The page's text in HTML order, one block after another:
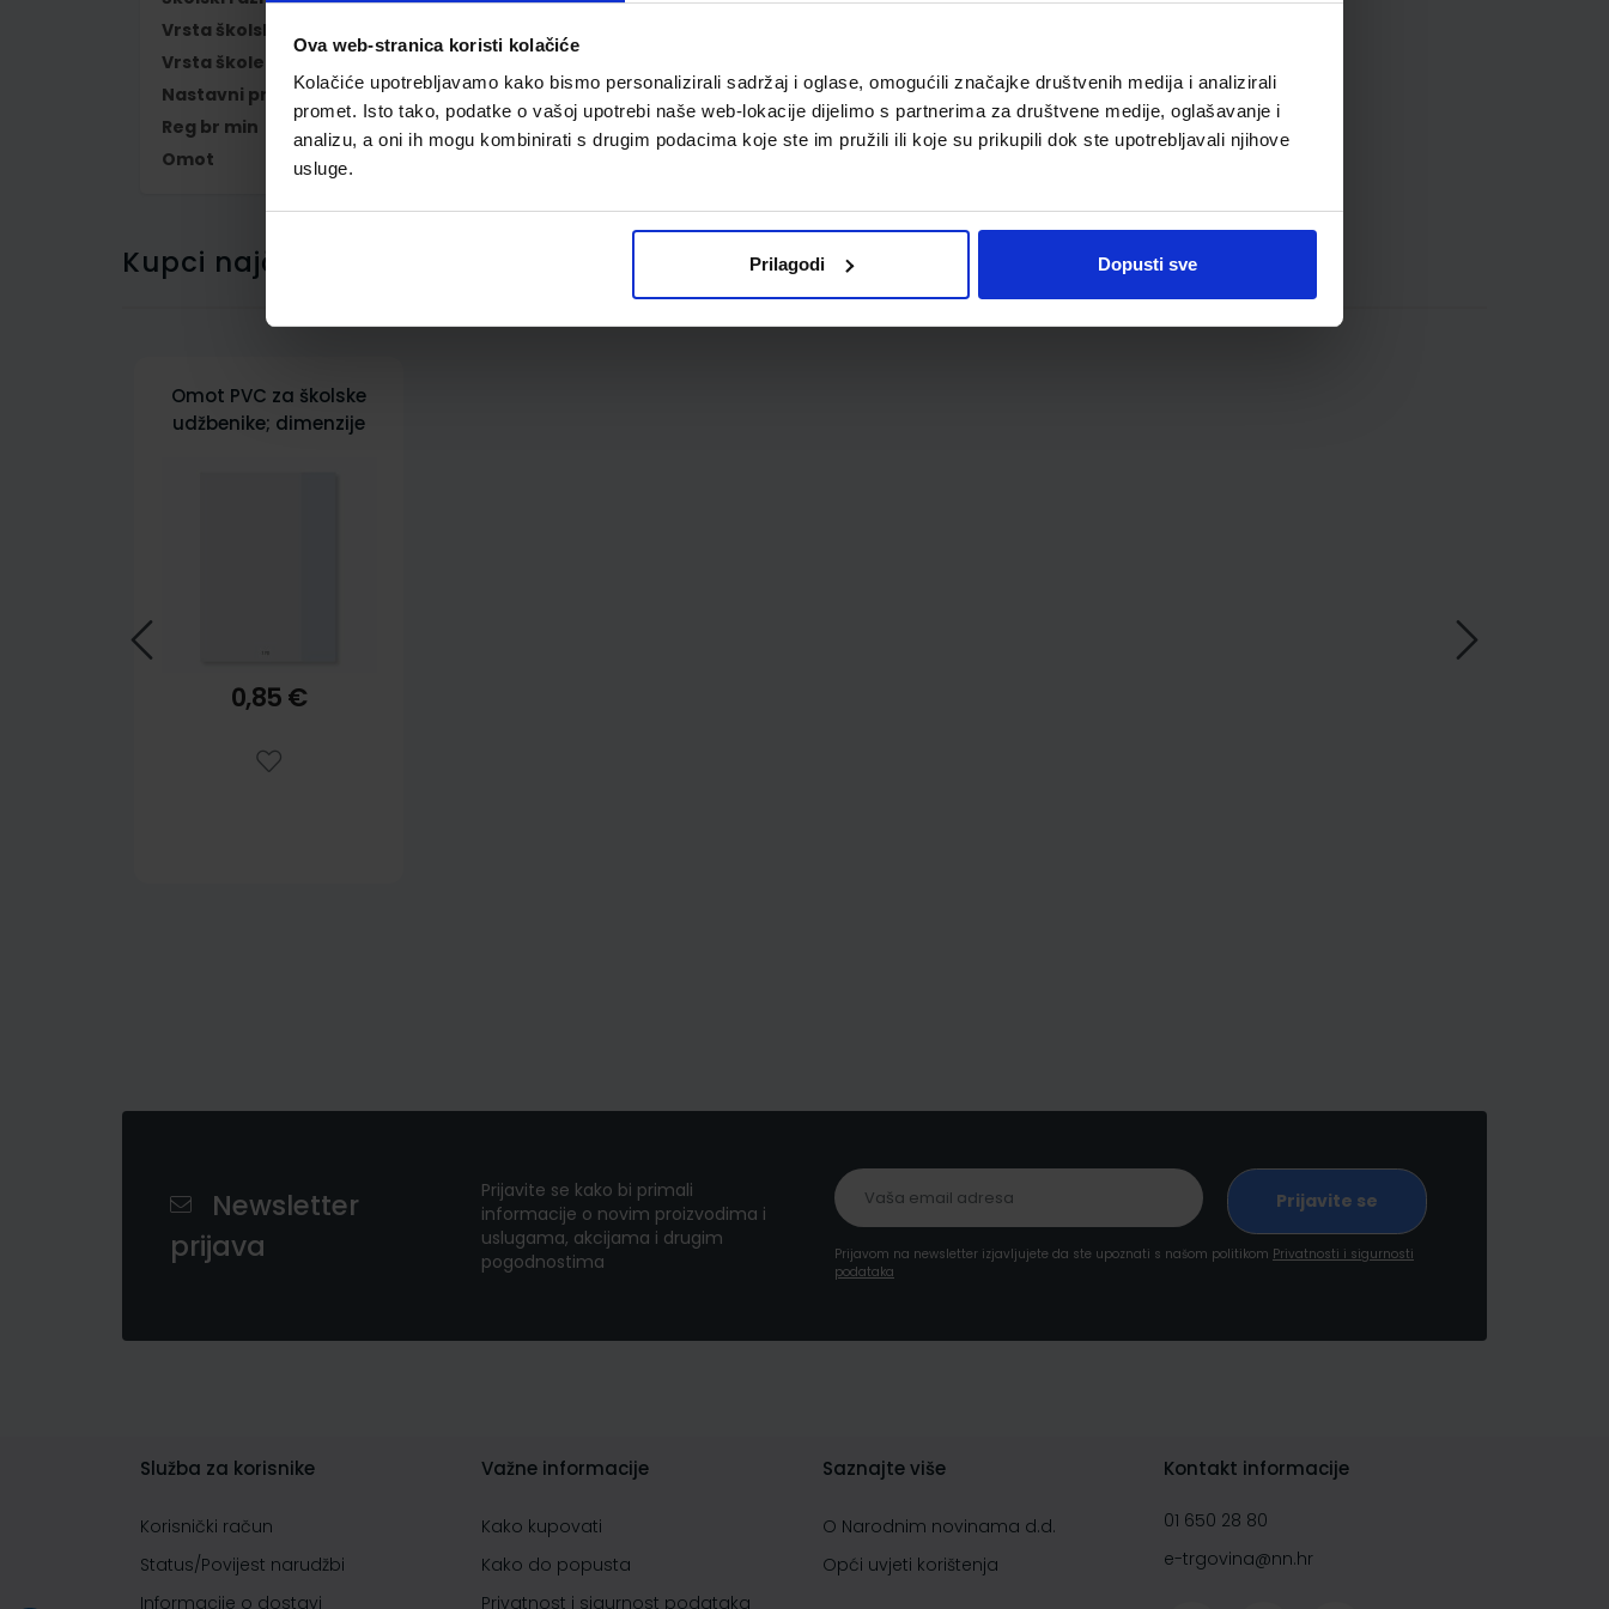
Ova web-stranica koristi kolačiće
Kolačiće upotrebljavamo kako bismo personalizirali sadržaj i oglase, omogućili značajke društvenih medija i analizirali
promet. Isto tako, podatke o vašoj upotrebi naše web-lokacije dijelimo s partnerima za društvene medije, oglašavanje i
analizu, a oni ih mogu kombinirati s drugim podacima koje ste im pružili ili koje su prikupili dok ste upotrebljavali njihove
usluge.
Prilagodi Dopusti sve
Vrsta školske knjige
Vrsta škole
Nastavni predmet
TEHNIČKA KULTURA
Reg br min
7089
Omot
Kupci najčešće biraju..
Omot PVC za školske
udžbenike; dimenzije
0,85 €
Newsletter
prijava
Prijavite se kako bi primali
informacije o novim proizvodima i
uslugama, akcijama i drugim
pogodnostima
Prijavom na newsletter izjavljujete da ste upoznati s našom politikom Privatnosti i sigurnosti
podataka
Služba za korisnike
Korisnički račun
Status/Povijest narudžbi
Informacije o dostavi
Važne informacije
Kako kupovati
Kako do popusta
Privatnost i sigurnost podataka
Saznajte više
O Narodnim novinama d.d.
Opći uvjeti korištenja
Kontakt informacije
01 650 28 80
e-trgovina@nn.hr